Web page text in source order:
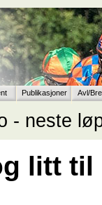
Publikasjoner Avl/
- neste
litt til